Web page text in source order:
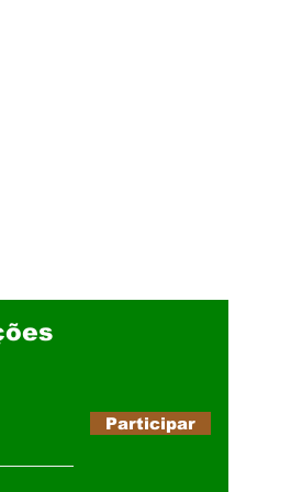
Participar